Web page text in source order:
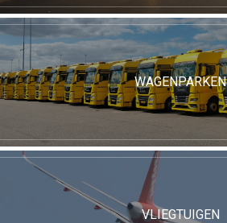
WAGENPARKEN
VLIEGTUIGEN